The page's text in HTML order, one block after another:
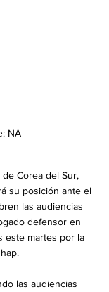
NA
Corea del Sur,
su posición ante el
las audiencias
defensor en
este martes por la
las audiencias